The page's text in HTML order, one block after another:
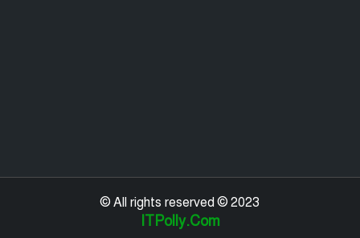
© All rights reserved © 2023
ITPolly.Com